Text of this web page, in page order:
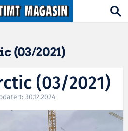
(03/2021)
(03/2021)
30.12.2024